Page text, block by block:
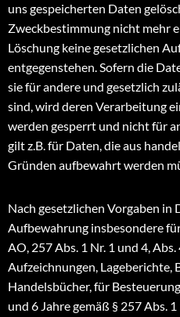
uns gespeicherten Daten
Zweckbestimmung nicht mehr
Löschung keine gesetzlichen
entgegenstehen. Sofern die
sie für andere und gesetzlich
sind, wird deren Verarbeitung
werden gesperrt und nicht für
gilt z.B. für Daten, die aus
Gründen aufbewahrt werden
Nach gesetzlichen Vorgaben in
Aufbewahrung insbesondere
AO, 257 Abs. 1 Nr. 1 und 4,
Aufzeichnungen, Lageberichte,
Handelsbücher, für
und 6 Jahre gemäß § 257 Abs.